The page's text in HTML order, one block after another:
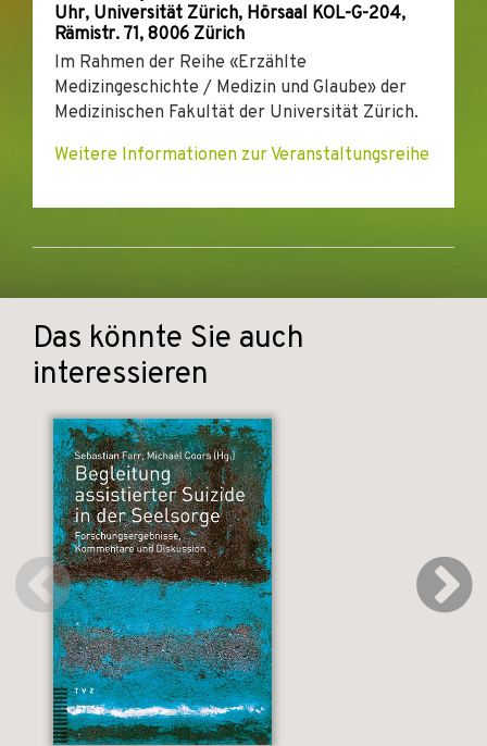
Uhr, Universität Zürich, Hörsaal KOL-G-204,
Rämistr. 71, 8006 Zürich
Im Rahmen der Reihe «Erzählte
Medizingeschichte / Medizin und Glaube» der
Medizinischen Fakultät der Universität Zürich.
Weitere Informationen zur Veranstaltungsreihe
Das könnte Sie auch
interessieren